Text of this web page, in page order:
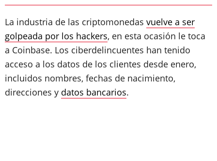
La industria de las criptomonedas vuelve a ser
golpeada por los hackers, en esta ocasión le toca
a Coinbase. Los ciberdelincuentes han tenido
acceso a los datos de los clientes desde enero,
incluidos nombres, fechas de nacimiento,
direcciones y datos bancarios.